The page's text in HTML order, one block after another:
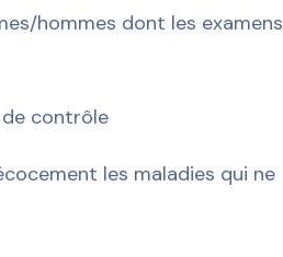
hommes dont les examens
de contrôle
les maladies qui ne